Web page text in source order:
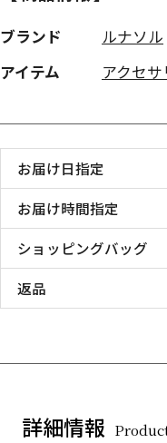
ブランド
ルナソル
アイテム
アクセ
お届け日指定
お届け時間指定
ショッピングバッグ
返品
詳細情報